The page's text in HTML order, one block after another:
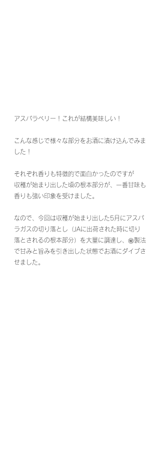
アスパラベリー！これが結構美味しい！
こんな感じで様々な部分をお酒に漬け込んでみま
した！
それぞれ香りも特徴的で面白かったのですが
収穫が始まり出した頃の根本部分が、一番甘味も
香りも強い印象を受けました。
なので、今回は収穫が始まり出した5月にアスパ
ラガスの切り落とし（JAに出荷された時に切り
落とされるの根本部分）を大量に調達し、㊙︎製法
で甘みと旨みを引き出した状態でお酒にダイブさ
せました。